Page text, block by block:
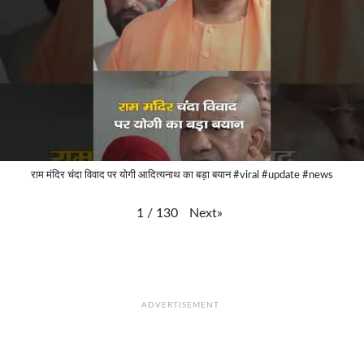
राम मंदिर चंदा विवाद पर योगी आदित्यनाथ का बड़ा बयान #viral #update #news
1 / 130 Next»
ADVERTISEMENT